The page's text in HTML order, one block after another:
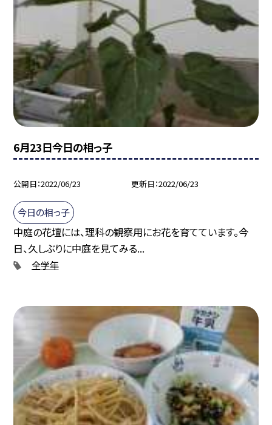
6月23日今日の相っ子
公開日 2022/06/23 更新日 2022/06/23
今日の相っ子
中庭の花壇には、理科の観察用にお花を育てています。今
日、久しぶりに中庭を見てみる...
全学年